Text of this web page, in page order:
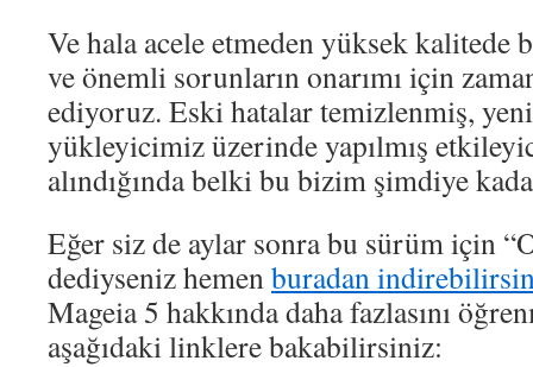
Ve hala acele etmeden yüksek kalitede
ve önemli sorunların onarımı için
ediyoruz. Eski hatalar temizlenmiş,
yükleyicimiz üzerinde yapılmış
alındığında belki bu bizim şimdiye
Eğer siz de aylar sonra bu sürüm için
dediyseniz hemenburadan
Mageia 5 hakkında daha fazlasını
aşağıdaki linklere bakabilirsiniz: